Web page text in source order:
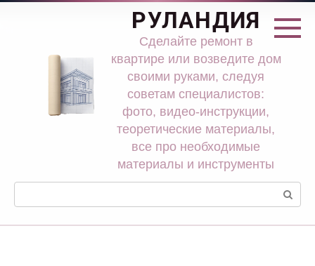
Перейти
РУЛАНДИЯ
Сделайте ремонт в
квартире или возведите дом
своими руками, следуя
советам специалистов:
фото, видео-инструкции,
теоретические материалы,
все про необходимые
материалы и инструменты
Поиск: